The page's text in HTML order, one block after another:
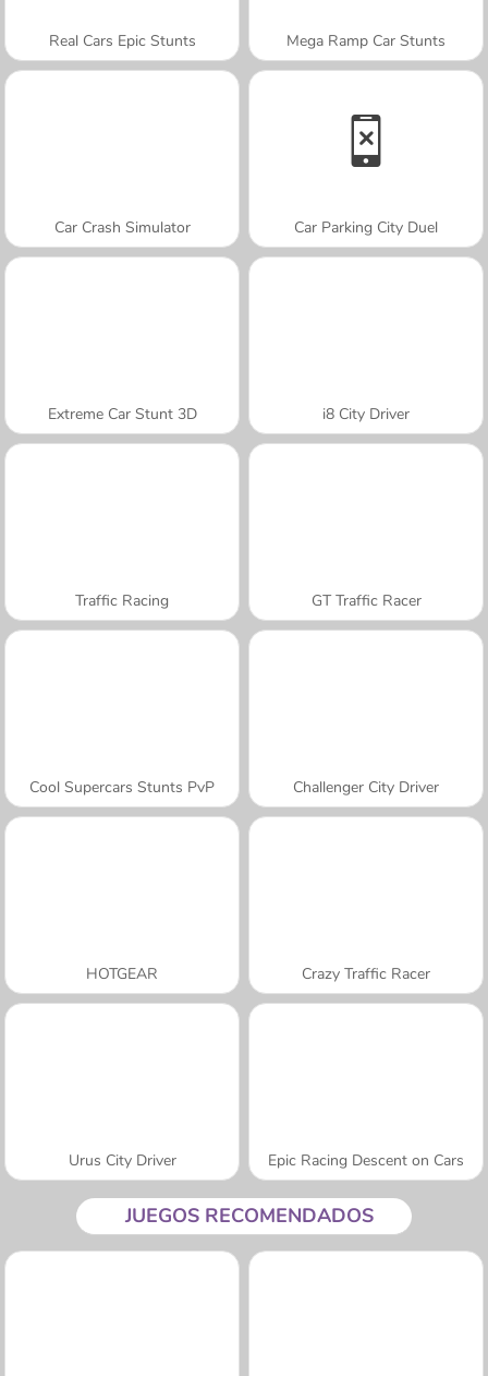
Real Cars Epic Stunts Mega Ramp Car Stunts
Car Crash Simulator Car Parking City Duel
Extreme Car Stunt 3D i8 City Driver
Traffic Racing GT Traffic Racer
Cool Supercars Stunts PvP Challenger City Driver
HOTGEAR Crazy Traffic Racer
Urus City Driver Epic Racing Descent on Cars
JUEGOS RECOMENDADOS